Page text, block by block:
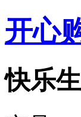
开心
快乐